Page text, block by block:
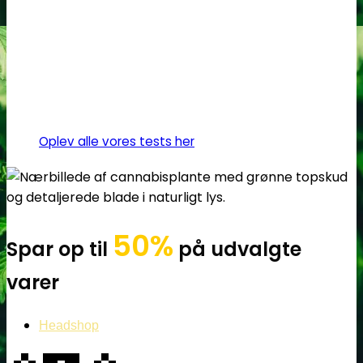
Oplev alle vores tests her
Headshop
Spar op til 50% på udvalgte
varer